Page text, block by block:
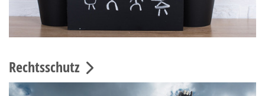
Rechtsschutz